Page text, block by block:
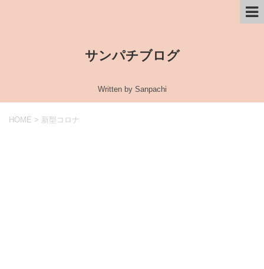
サンパチブログ
Written by Sanpachi
HOME > 新型コロナ